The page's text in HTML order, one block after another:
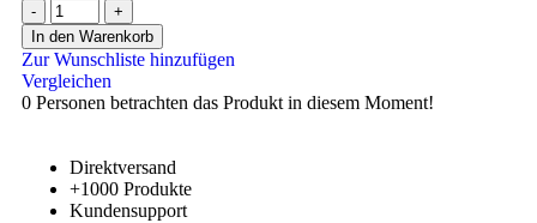
In den Warenkorb
Zur Wunschliste hinzufügen
Vergleichen
0 Personen betrachten das Produkt in diesem Moment!
Direktversand
+1000 Produkte
Kundensupport